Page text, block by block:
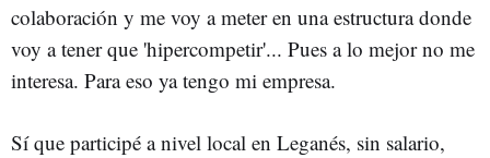
colaboración y me voy a meter en una estructura donde
voy a tener que 'hipercompetir'... Pues a lo mejor no me
interesa. Para eso ya tengo mi empresa.
Sí que participé a nivel local en Leganés, sin salario,